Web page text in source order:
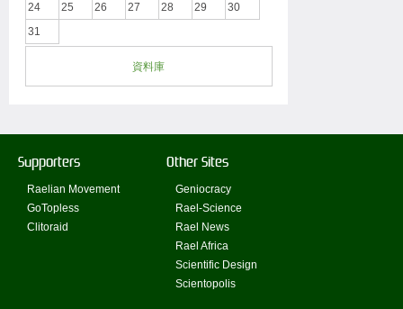
24
25 26 27 28 29
30
31
資料庫
Supporters
Raelian Movement
GoTopless
Clitoraid
Other Sites
Geniocracy
Rael-Science
Rael News
Rael Africa
Scientific Design
Scientopolis